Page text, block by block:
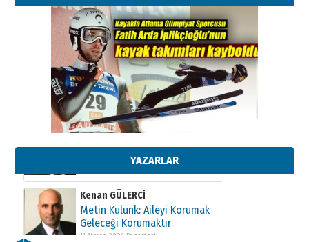
YAZARLAR
Kenan GÜLERCİ
Metin Külünk: Aileyi Korumak
Geleceği Korumaktır
11 Mayıs 2026 Pazartesi
Kenan GÜLERCİ
Metin Külünk: Aileyi Korumak
Geleceği Korumaktır
11 Mayıs 2026 Pazartesi